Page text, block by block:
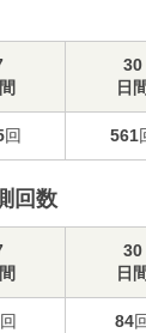
30
日間
回 561
回数
30
日間
回 84